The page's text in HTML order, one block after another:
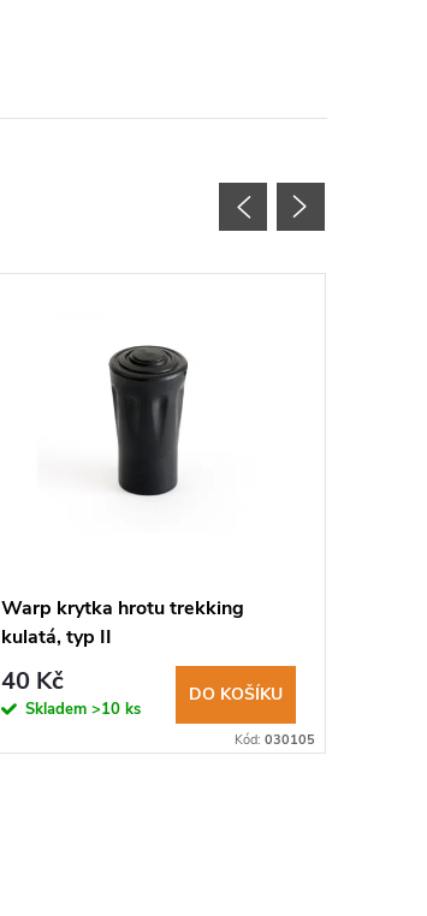
Warp krytka hrotu trekking
kulatá, typ II
40 Kč
Skladem >10 ks
DO KOŠÍKU
Kód: 030105